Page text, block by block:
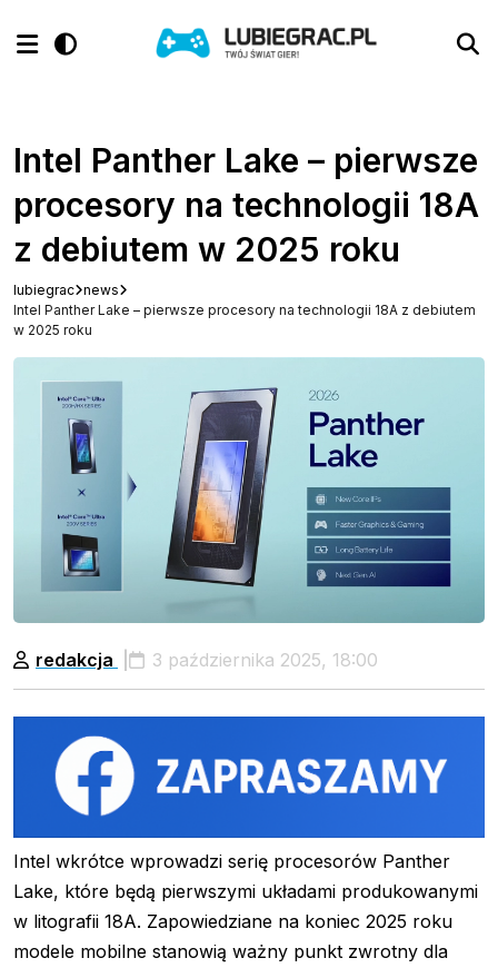
Intel Panther Lake – pierwsze
procesory na technologii 18A
z debiutem w 2025 roku
lubiegrac news
Intel Panther Lake – pierwsze procesory na technologii 18A z debiutem
w 2025 roku
redakcja 3 października 2025, 18:00
Intel wkrótce wprowadzi serię procesorów Panther
Lake, które będą pierwszymi układami produkowanymi
w litografii 18A. Zapowiedziane na koniec 2025 roku
modele mobilne stanowią ważny punkt zwrotny dla